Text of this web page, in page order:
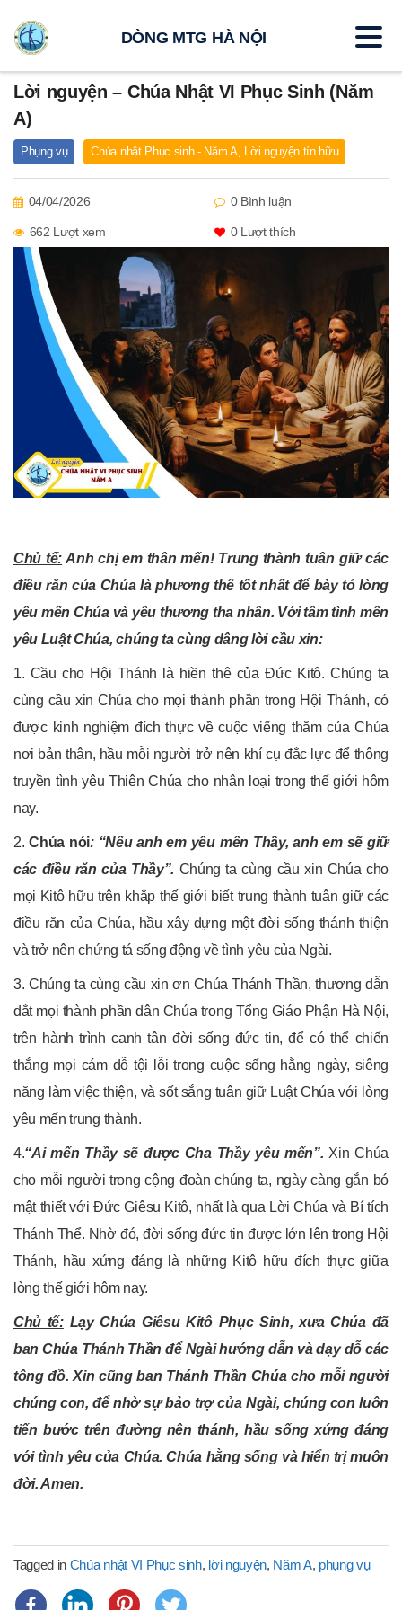
Lời nguyện – Chúa Nhật VI Phục Sinh (Năm
A)
Phụng vụ Chúa nhật Phục sinh - Năm A, Lời nguyện tín hữu
04/04/2026 0 Bình luận
662 Lượt xem 0Lượt thích
Chủ tế: Anh chị em thân mến! Trung thành tuân giữ các
điều răn của Chúa là phương thế tốt nhất để bày tỏ lòng
yêu mến Chúa và yêu thương tha nhân. Với tâm tình mến
yêu Luật Chúa, chúng ta cùng dâng lời cầu xin:
1. Cầu cho Hội Thánh là hiền thê của Đức Kitô. Chúng ta
cùng cầu xin Chúa cho mọi thành phần trong Hội Thánh, có
được kinh nghiệm đích thực về cuộc viếng thăm của Chúa
nơi bản thân, hầu mỗi người trở nên khí cụ đắc lực để thông
truyền tình yêu Thiên Chúa cho nhân loại trong thế giới hôm
nay.
2.Chúa nói: “Nếu anh em yêu mến Thầy, anh em sẽ giữ
các điều răn của Thầy”. Chúng ta cùng cầu xin Chúa cho
mọi Kitô hữu trên khắp thế giới biết trung thành tuân giữ các
điều răn của Chúa, hầu xây dựng một đời sống thánh thiện
và trở nên chứng tá sống động về tình yêu của Ngài.
3. Chúng ta cùng cầu xin ơn Chúa Thánh Thần, thương dẫn
dắt mọi thành phần dân Chúa trong Tổng Giáo Phận Hà Nội,
trên hành trình canh tân đời sống đức tin, để có thể chiến
thắng mọi cám dỗ tội lỗi trong cuộc sống hằng ngày, siêng
năng làm việc thiện, và sốt sắng tuân giữ Luật Chúa với lòng
yêu mến trung thành.
4.“Ai mến Thầy sẽ được Cha Thầy yêu mến”. Xin Chúa
cho mỗi người trong cộng đoàn chúng ta, ngày càng gắn bó
mật thiết với Đức Giêsu Kitô, nhất là qua Lời Chúa và Bí tích
Thánh Thể. Nhờ đó, đời sống đức tin được lớn lên trong Hội
Thánh, hầu xứng đáng là những Kitô hữu đích thực giữa
lòng thế giới hôm nay.
Chủ tế: Lạy Chúa Giêsu Kitô Phục Sinh, xưa Chúa đã
ban Chúa Thánh Thần để Ngài hướng dẫn và dạy dỗ các
tông đồ. Xin cũng ban Thánh Thần Chúa cho mỗi người
chúng con, để nhờ sự bảo trợ của Ngài, chúng con luôn
tiến bước trên đường nên thánh, hầu sống xứng đáng
với tình yêu của Chúa. Chúa hằng sống và hiển trị muôn
đời. Amen.
Tagged in Chúa nhật VI Phục sinh, lời nguyện, Năm A, phụng vụ
DÒNG MTG HÀ NỘI